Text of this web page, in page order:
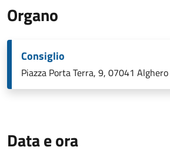
Organo
Consiglio
Piazza Porta Terra, 9, 07041
Data e ora